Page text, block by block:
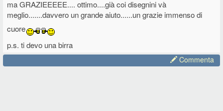
ma GRAZIEEEEE.... ottimo....già coi disegnini và
meglio.......davvero un grande aiuto......un grazie immenso di
cuore
p.s. ti devo una birra
Commenta